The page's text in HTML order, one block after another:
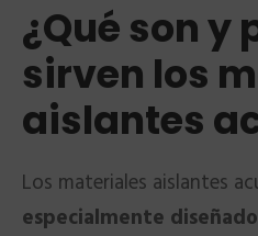
¿Qué son y
sirven los
aislantes
Los materiales aislantes
especialmente